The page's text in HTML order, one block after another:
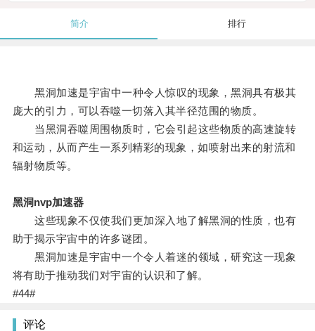
简介 排行
黑洞加速是宇宙中一种令人惊叹的现象，黑洞具有极其
庞大的引力，可以吞噬一切落入其半径范围的物质。
当黑洞吞噬周围物质时，它会引起这些物质的高速旋转
和运动，从而产生一系列精彩的现象，如喷射出来的射流和
辐射物质等。
黑洞nvp加速器
这些现象不仅使我们更加深入地了解黑洞的性质，也有
助于揭示宇宙中的许多谜团。
黑洞加速是宇宙中一个令人着迷的领域，研究这一现象
将有助于推动我们对宇宙的认识和了解。
#44#
评论